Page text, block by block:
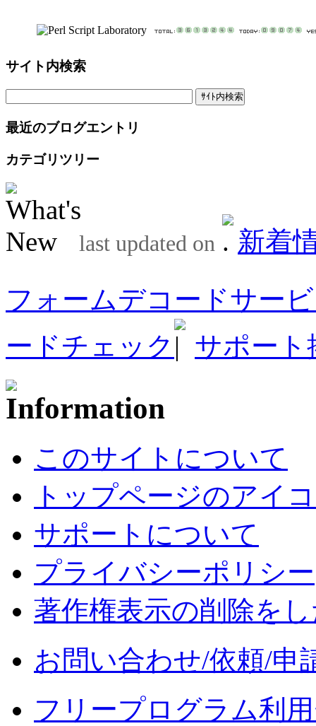
サイト内検索
最近のブログエントリ
カテゴリツリー
last updated on
新着
フォームデコードサー
ードチェック
サポート
このサイトについて
トップページのアイ
サポートについて
プライバシーポリシー
著作権表示の削除を
お問い合わせ/依頼/申
フリープログラム利